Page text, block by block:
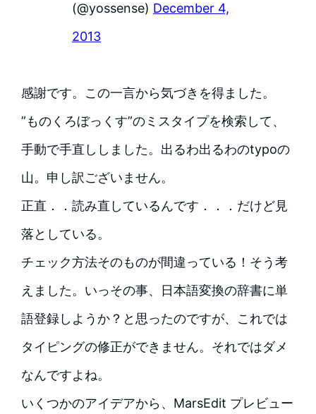
(@yossense) December 4,
2013
感謝です。この一言から気づきを得ました。
”ものくろぼっくす”のミスタイプを検索して、
手動で手直ししました。出るわ出るわのtypoの
山。申し訳ございません。
正直．．読み直しているんです．．．だけど見
落としている。
チェック方法そのものが間違っている！そう考
えました。いっその事、日本語変換の辞書に単
語登録しようか？と思ったのですが、これでは
タイピングの修正ができません。それではダメ
なんですよね。
いくつかのアイデアから、MarsEdit プレビュー